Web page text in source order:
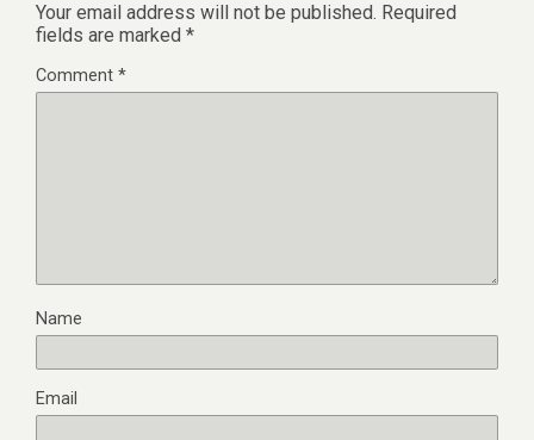
Your email address will not be published. Required
fields are marked *
Comment *
Name
Email